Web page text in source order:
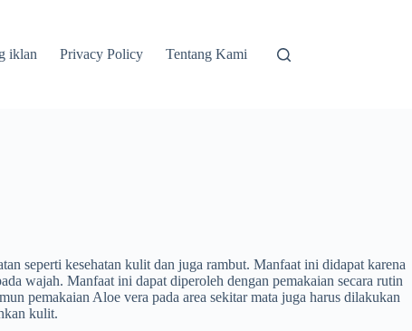
iklan Privacy Policy Tentang Kami
seperti kesehatan kulit dan juga rambut. Manfaat ini didapat karena
wajah. Manfaat ini dapat diperoleh dengan pemakaian secara rutin
pemakaian Aloe vera pada area sekitar mata juga harus dilakukan
kulit.